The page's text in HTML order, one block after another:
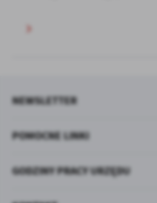
POMOCNE LINKI
NEWSLETTER
GODZINY PRACY URZĘDU